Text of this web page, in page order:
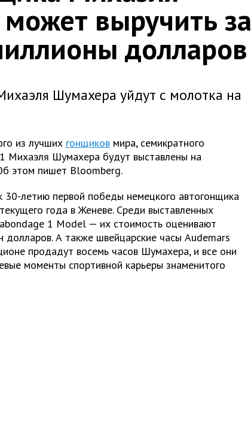
выручить за
долларов
Шумахера уйдут с молотка на
из лучших гонщиков мира, семикратного
Михаэля Шумахера будут выставлены на
этом пишет Bloomberg.
30-летию первой победы немецкого автогонщика
года в Женеве. Среди выставленных
1 Model — их стоимость оценивают
долларов. А также швейцарские часы Audemars
продадут восемь часов Шумахера, и все они
моменты спортивной карьеры знаменитого